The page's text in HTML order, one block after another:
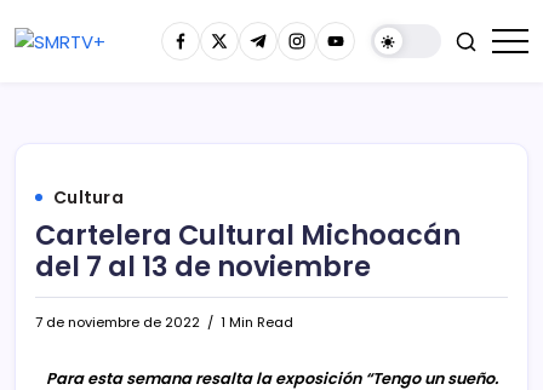
Cultura
Cartelera Cultural Michoacán
del 7 al 13 de noviembre
7 de noviembre de 2022 1 Min Read
Para esta semana resalta la exposición “Tengo un sueño.